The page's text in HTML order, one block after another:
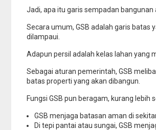
Jadi, apa itu garis sempadan bangunan
Secara umum, GSB adalah garis
dilampaui.
Adapun persil adalah kelas lahan yang
Sebagai aturan pemerintah, GSB
batas properti yang akan dibangun.
Fungsi GSB pun beragam, kurang lebih
GSB menjaga batasan aman di
Di tepi pantai atau sungai, GSB